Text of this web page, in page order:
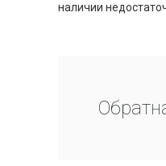
наличии